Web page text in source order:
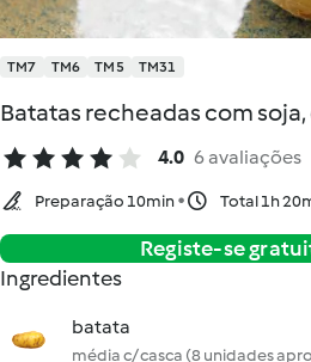
TM7 TM6 TM5 TM31
Batatas recheadas com
4.0 6 avaliações
Preparação 10min Total 1h
Registe-se
Ingredientes
batata
média c/ casca (8 unidades